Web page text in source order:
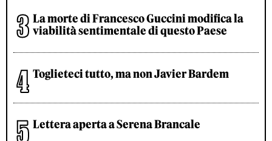
La morte di Francesco Guccini modifica la
viabilità sentimentale di questo Paese
Toglieteci tutto, ma non Javier Bardem
Lettera aperta a Serena Brancale